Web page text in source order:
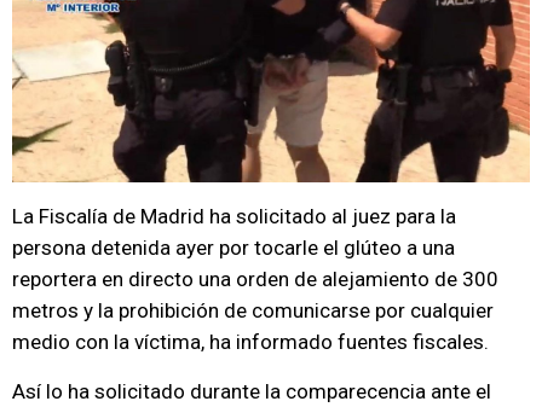
La Fiscalía de Madrid ha solicitado al juez para la
persona detenida ayer por tocarle el glúteo a una
reportera en directo una orden de alejamiento de 300
metros y la prohibición de comunicarse por cualquier
medio con la víctima, ha informado fuentes fiscales.
Así lo ha solicitado durante la comparecencia ante el